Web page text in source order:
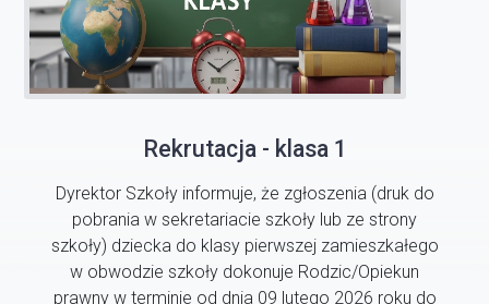
Rekrutacja - klasa 1
Dyrektor Szkoły informuje, że zgłoszenia (druk do
pobrania w sekretariacie szkoły lub ze strony
szkoły) dziecka do klasy pierwszej zamieszkałego
w obwodzie szkoły dokonuje Rodzic/Opiekun
prawny w terminie od dnia 09 lutego 2026 roku do